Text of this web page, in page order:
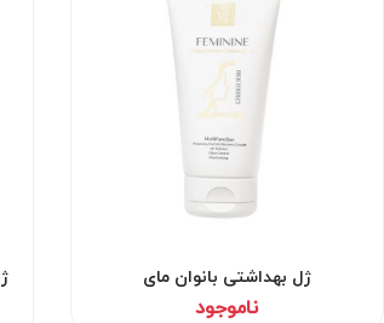
ژل بهداشتی بانوان مای
ناموجود